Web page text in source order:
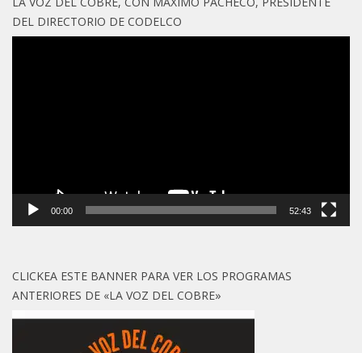
DEL DIRECTORIO DE CODELCO
00:00 52:43
CLICKEA ESTE BANNER PARA VER LOS PROGRAMAS
ANTERIORES DE «LA VOZ DEL COBRE»